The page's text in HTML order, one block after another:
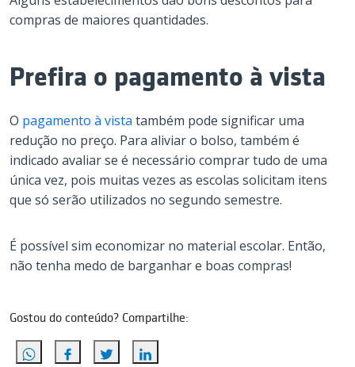
compras de maiores quantidades.
Prefira o pagamento à vista
O pagamento à vista também pode significar uma
redução no preço. Para aliviar o bolso, também é
indicado avaliar se é necessário comprar tudo de uma
única vez, pois muitas vezes as escolas solicitam itens
que só serão utilizados no segundo semestre.
É possível sim economizar no material escolar. Então,
não tenha medo de barganhar e boas compras!
Gostou do conteúdo? Compartilhe: